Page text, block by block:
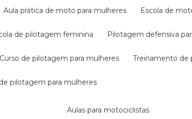
aula prática de moto para mulheres escola de
de pilotagem feminina pilotagem defensiva
curso de pilotagem para mulheres treinamento de
de pilotagem para mulheres
aulas para motociclistas